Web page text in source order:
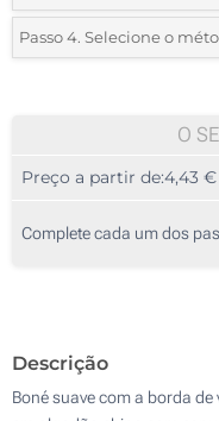
1 Cor (Na frente)
*Quantidade mínima:10
20
50
Outra :
Passo 4. Selecione o
O
Preço a partir de:4,43 €
Complete cada um dos
Descrição
Boné suave com a borda